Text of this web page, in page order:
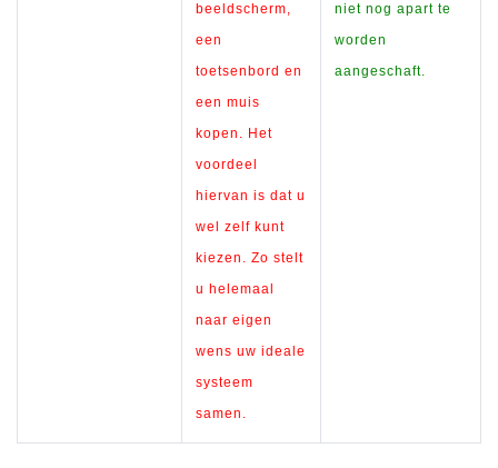
beeldscherm,
een
toetsenbord en
een muis
kopen. Het
voordeel
hiervan is dat u
wel zelf kunt
kiezen. Zo stelt
u helemaal
naar eigen
wens uw ideale
systeem
samen.
niet nog apart te
worden
aangeschaft.